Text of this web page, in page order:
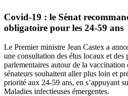
Covid-19 : le Sénat
obligatoire pour les 24-59 ans
Le Premier ministre Jean Castex a
une consultation des élus locaux et des
parlementaires autour de la
sénateurs souhaitent aller plus loin et
priorité aux 24-59 ans, en s’appuyant
Maladies infectieuses émergentes.